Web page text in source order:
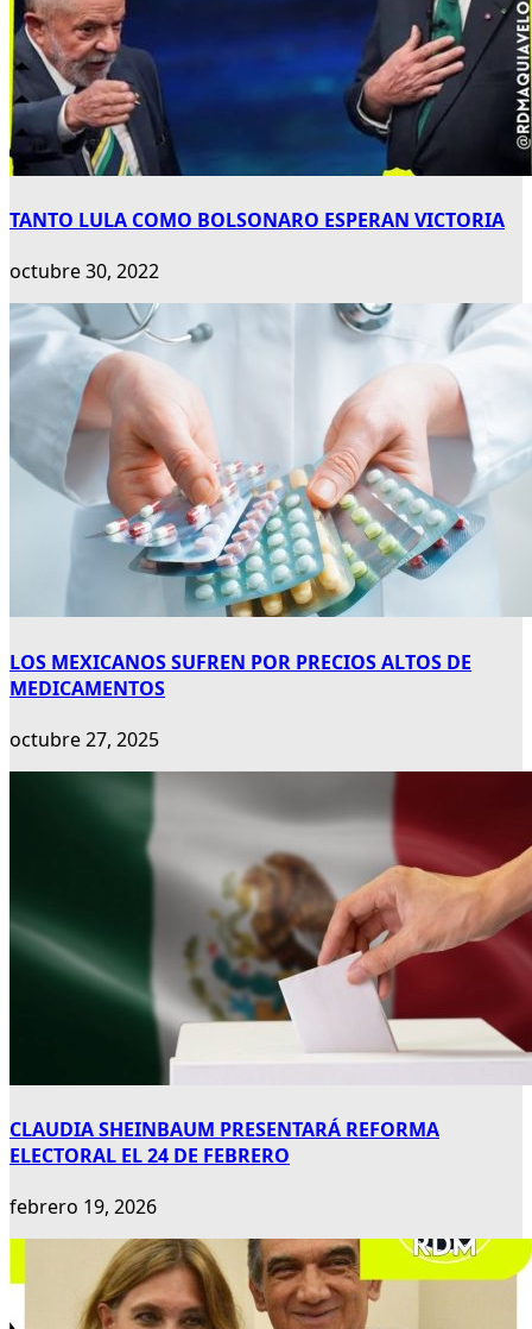
TANTO LULA COMO BOLSONARO ESPERAN VICTORIA
octubre 30, 2022
LOS MEXICANOS SUFREN POR PRECIOS ALTOS DE
MEDICAMENTOS
octubre 27, 2025
CLAUDIA SHEINBAUM PRESENTARÁ REFORMA
ELECTORAL EL 24 DE FEBRERO
febrero 19, 2026